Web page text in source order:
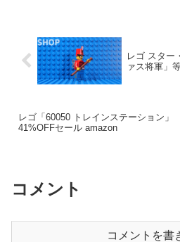
レゴ スター
ァス将軍」
レゴ「60050 トレインステーション」
41%OFFセール amazon
コメント
コメントを書